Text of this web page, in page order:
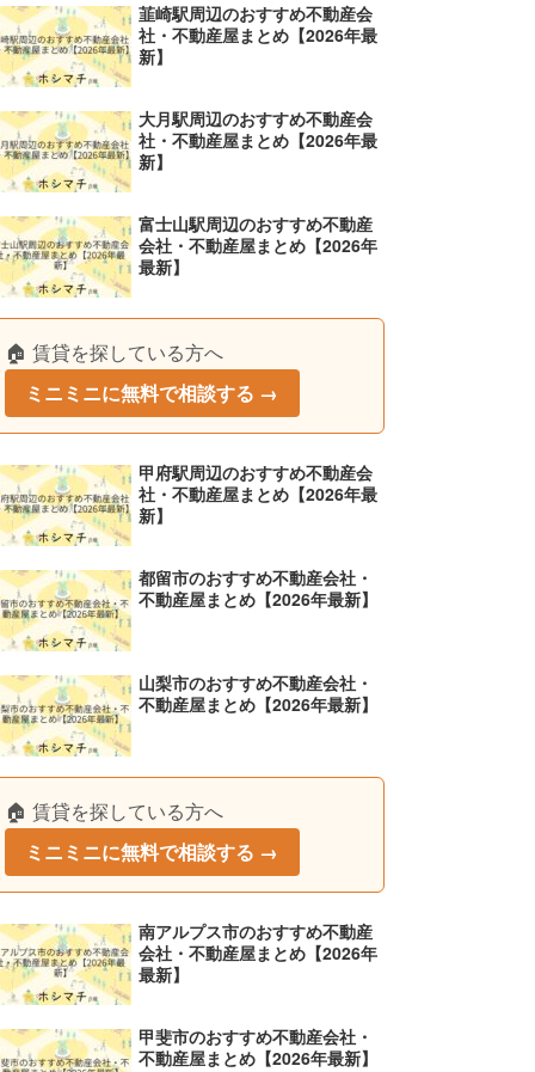
韮崎駅周辺のおすすめ不動産会
社・不動産屋まとめ【2026年最
新】
大月駅周辺のおすすめ不動産会
社・不動産屋まとめ【2026年最
新】
富士山駅周辺のおすすめ不動産
会社・不動産屋まとめ【2026年
最新】
🏠 賃貸を探している方へ
ミニミニに無料で相談する →
甲府駅周辺のおすすめ不動産会
社・不動産屋まとめ【2026年最
新】
都留市のおすすめ不動産会社・
不動産屋まとめ【2026年最新】
山梨市のおすすめ不動産会社・
不動産屋まとめ【2026年最新】
🏠 賃貸を探している方へ
ミニミニに無料で相談する →
南アルプス市のおすすめ不動産
会社・不動産屋まとめ【2026年
最新】
甲斐市のおすすめ不動産会社・
不動産屋まとめ【2026年最新】